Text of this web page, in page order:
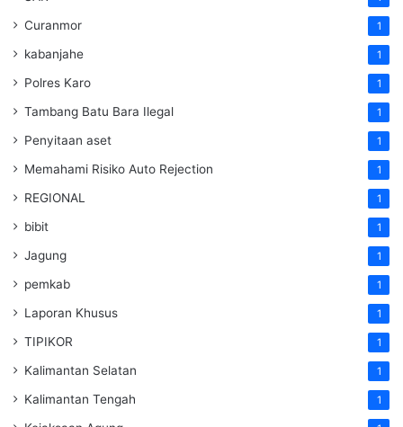
Curanmor 1
kabanjahe 1
Polres Karo 1
Tambang Batu Bara Ilegal 1
Penyitaan aset 1
Memahami Risiko Auto Rejection 1
REGIONAL 1
bibit 1
Jagung 1
pemkab 1
Laporan Khusus 1
TIPIKOR 1
Kalimantan Selatan 1
Kalimantan Tengah 1